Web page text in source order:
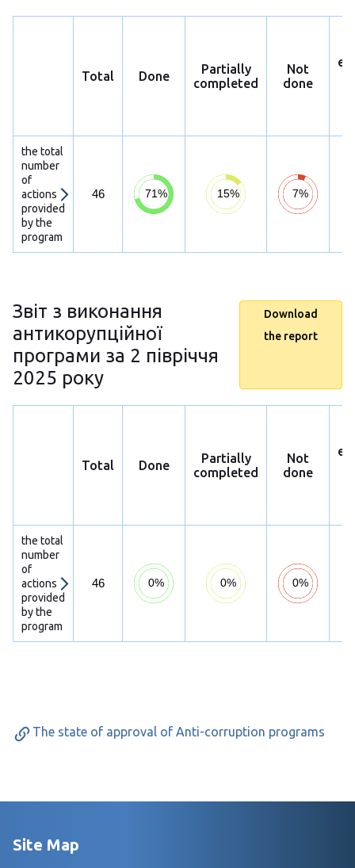
Total Done
Partially
completed
Not
done
the total
number
of
actions
provided
by the
program
46
Звіт з виконання
антикорупційної
програми за 2 півріччя
2025 року
Download
the report
Total Done
Partially
completed
Not
done
the total
number
of
actions
provided
by the
program
46
The state of approval of Anti-corruption programs
Site Map